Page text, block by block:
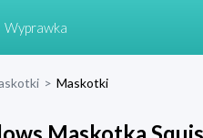
Wyprawka
> Maskotki